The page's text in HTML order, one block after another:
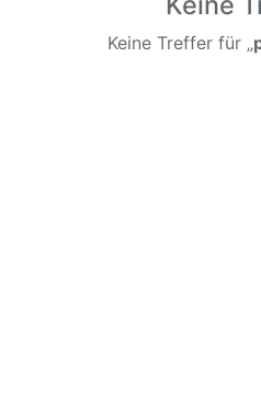
Keine Treffer für „